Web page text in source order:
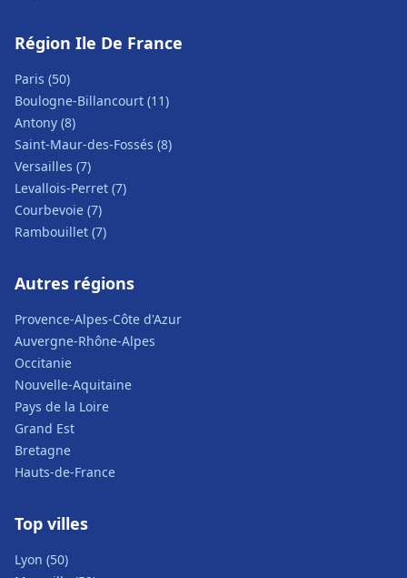
Région Ile De France
Paris (50)
Boulogne-Billancourt (11)
Antony (8)
Saint-Maur-des-Fossés (8)
Versailles (7)
Levallois-Perret (7)
Courbevoie (7)
Rambouillet (7)
Autres régions
Provence-Alpes-Côte d'Azur
Auvergne-Rhône-Alpes
Occitanie
Nouvelle-Aquitaine
Pays de la Loire
Grand Est
Bretagne
Hauts-de-France
Top villes
Lyon (50)